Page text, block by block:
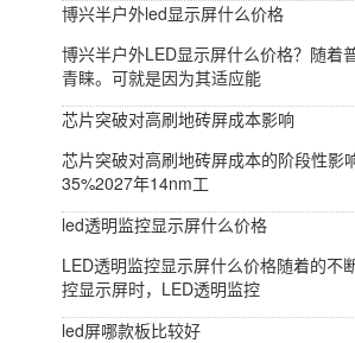
博兴半户外led显示屏什么价格
博兴半户外LED显示屏什么价格？随着
青睐。可就是因为其适应能
芯片突破对高刷地砖屏成本影响
芯片突破对高刷地砖屏成本的阶段性
35%2027年14nm工
led透明监控显示屏什么价格
LED透明监控显示屏什么价格随着的不
控显示屏时，LED透明监控
led屏哪款板比较好